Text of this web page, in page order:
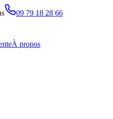
09 79 18 28 66
À propos